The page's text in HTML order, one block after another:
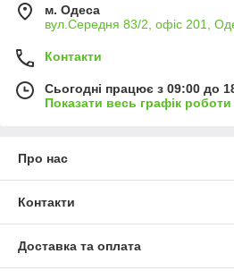
м. Одеса
вул.Середня 83/2, офіс 201,
Контакти
Сьогодні працює з 09:00 до
Показати весь графік роботи
Про нас
Контакти
Доставка та оплата